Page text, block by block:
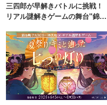
三四郎が早解きバトルに挑戦！
リアル謎解きゲームの舞台"錦糸